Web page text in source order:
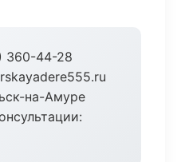
360-44-28
на-Амуре